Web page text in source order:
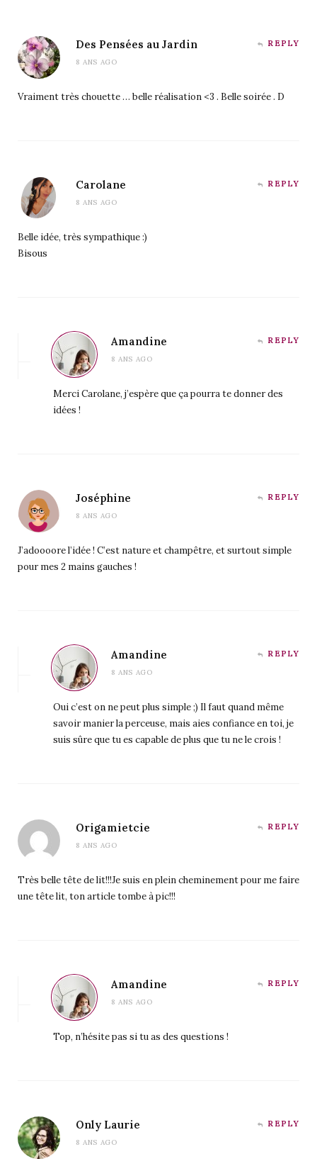
Des Pensées au Jardin
8 ANS AGO
REPLY
Vraiment très chouette … belle réalisation <3 . Belle soirée . D
Carolane
8 ANS AGO
REPLY
Belle idée, très sympathique :)
Bisous
Amandine
8 ANS AGO
REPLY
Merci Carolane, j’espère que ça pourra te donner des
idées !
Joséphine
8 ANS AGO
REPLY
J’adoooore l’idée ! C’est nature et champêtre, et surtout simple
pour mes 2 mains gauches !
Amandine
8 ANS AGO
REPLY
Oui c’est on ne peut plus simple ;) Il faut quand même
savoir manier la perceuse, mais aies confiance en toi, je
suis sûre que tu es capable de plus que tu ne le crois !
Origamietcie
8 ANS AGO
REPLY
Très belle tête de lit!!!Je suis en plein cheminement pour me faire
une tête lit, ton article tombe à pic!!!
Amandine
8 ANS AGO
REPLY
Top, n’hésite pas si tu as des questions !
Only Laurie
8 ANS AGO
REPLY